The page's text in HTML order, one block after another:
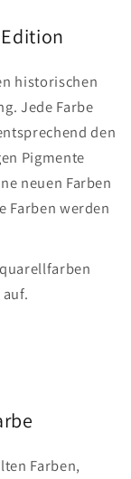
historischen
Jede Farbe
den
Pigmente
neuen Farben
Farben werden
Farben,